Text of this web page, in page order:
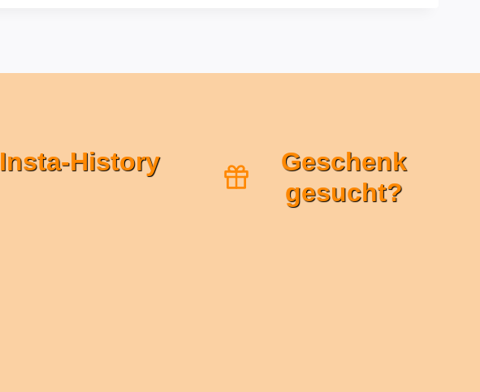
Insta-History
Geschenk
gesucht?